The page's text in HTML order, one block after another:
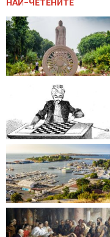
НАЙ-ЧЕТЕНИТЕ